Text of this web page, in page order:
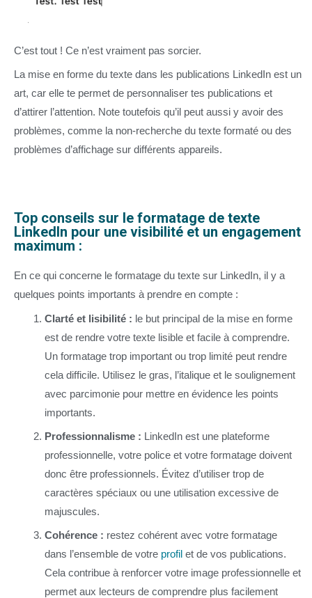
C’est tout ! Ce n’est vraiment pas sorcier.
La mise en forme du texte dans les publications LinkedIn est un
art, car elle te permet de personnaliser tes publications et
d’attirer l’attention. Note toutefois qu’il peut aussi y avoir des
problèmes, comme la non-recherche du texte formaté ou des
problèmes d’affichage sur différents appareils.
Top conseils sur le formatage de texte
LinkedIn pour une visibilité et un engagement
maximum :
En ce qui concerne le formatage du texte sur LinkedIn, il y a
quelques points importants à prendre en compte :
Clarté et lisibilité : le but principal de la mise en forme
est de rendre votre texte lisible et facile à comprendre.
Un formatage trop important ou trop limité peut rendre
cela difficile. Utilisez le gras, l’italique et le soulignement
avec parcimonie pour mettre en évidence les points
importants.
Professionnalisme : LinkedIn est une plateforme
professionnelle, votre police et votre formatage doivent
donc être professionnels. Évitez d’utiliser trop de
caractères spéciaux ou une utilisation excessive de
majuscules.
Cohérence : restez cohérent avec votre formatage
dans l’ensemble de votre profil et de vos publications.
Cela contribue à renforcer votre image professionnelle et
permet aux lecteurs de comprendre plus facilement